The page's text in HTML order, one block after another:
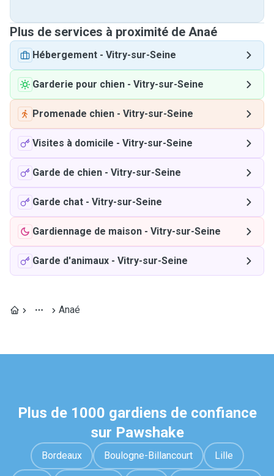
Plus de services à proximité de Anaé
Hébergement - Vitry-sur-Seine
Garderie pour chien - Vitry-sur-Seine
Promenade chien - Vitry-sur-Seine
Visites à domicile - Vitry-sur-Seine
Garde de chien - Vitry-sur-Seine
Garde chat - Vitry-sur-Seine
Gardiennage de maison - Vitry-sur-Seine
Garde d'animaux - Vitry-sur-Seine
Anaé
Plus de 1000 gardiens de confiance
sur Pawshake
Bordeaux Boulogne-Billancourt Lille